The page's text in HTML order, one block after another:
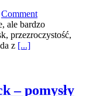
Comment
ale bardzo
przezroczystość,
z [...]
– pomysły